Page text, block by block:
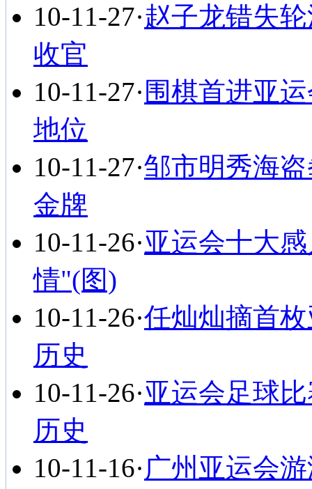
10-11-27·赵子龙错失
收官
10-11-27· 围棋首进亚
地位
10-11-27·邹市明秀海
金牌
10-11-26·亚运会十大
情"(图)
10-11-26·任灿灿摘首
历史
10-11-26·亚运会足球
历史
10-11-16·广州亚运会